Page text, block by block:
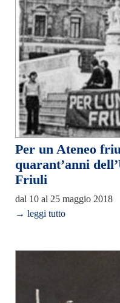
Per un Ateneo
quarant’anni
Friuli
dal 10 al 25 maggio 2018
→ leggi tutto